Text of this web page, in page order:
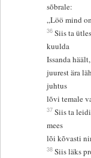
sõbrale:
„Löö mind
36 Siis ta
kuulda
Issanda
juurest ära
juhtus
lõvi temale
37 Siis ta
mees
lõi kõvasti
38 Siis läks